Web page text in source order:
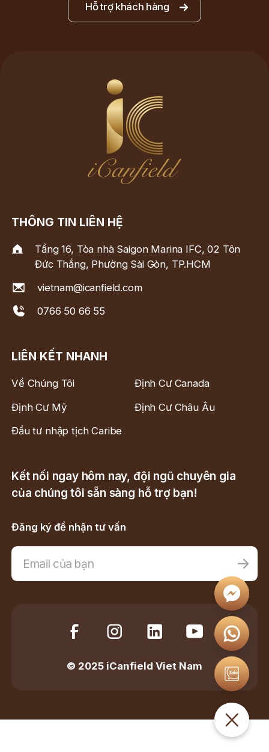
Hỗ trợ khách hàng
THÔNG TIN LIÊN HỆ
Tầng 16, Tòa nhà Saigon Marina IFC, 02 Tôn
Đức Thắng, Phường Sài Gòn, TP.HCM
vietnam@icanfield.com
0766 50 66 55
LIÊN KẾT NHANH
Về Chúng Tôi
Định Cư Canada
Định Cư Mỹ
Định Cư Châu Âu
Đầu tư nhập tịch Caribe
Kết nối ngay hôm nay, đội ngũ chuyên gia
của chúng tôi sẵn sàng hỗ trợ bạn!
Đăng ký để nhận tư vấn
© 2025 iCanfield Viet Nam